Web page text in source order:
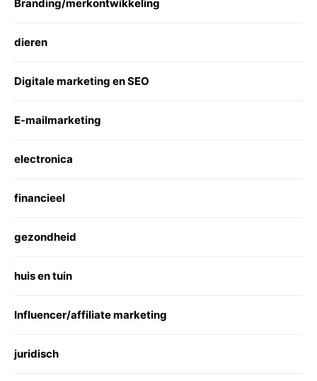
Branding/merkontwikkeling
dieren
Digitale marketing en SEO
E-mailmarketing
electronica
financieel
gezondheid
huis en tuin
Influencer/affiliate marketing
juridisch